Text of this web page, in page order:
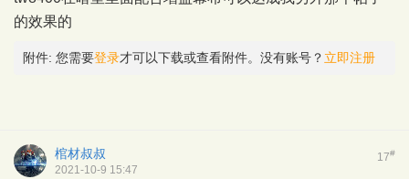
的效果的
附件: 您需要登录才可以下载或查看附件。没有账号？ 立即注册
17#
棺材叔叔
2021-10-9 15:47